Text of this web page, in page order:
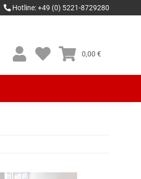
Hotline: +49 (0) 5221-8729280
0,00 €